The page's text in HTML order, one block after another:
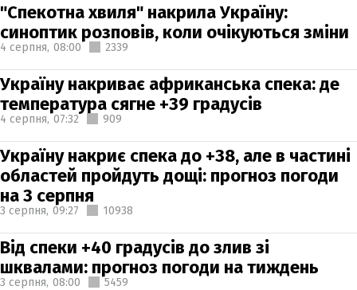
"Спекотна хвиля" накрила Україну:
синоптик розповів, коли очікуються зміни
4 серпня, 08:00 2339
Україну накриває африканська спека: де
температура сягне +39 градусів
4 серпня, 07:32 909
Україну накриє спека до +38, але в частині
областей пройдуть дощі: прогноз погоди
на 3 серпня
3 серпня, 09:27 10938
Від спеки +40 градусів до злив зі
шквалами: прогноз погоди на тиждень
3 серпня, 08:00 5459